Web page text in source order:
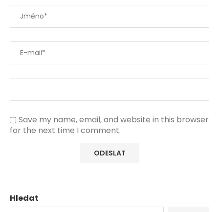
Save my name, email, and website in this browser
for the next time I comment.
Hledat